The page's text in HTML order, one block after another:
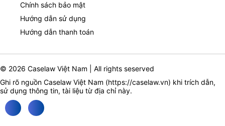
Chính sách bảo mật
Hướng dẫn sử dụng
Hướng dẫn thanh toán
© 2026 Caselaw Việt Nam | All rights seserved
Ghi rõ nguồn Caselaw Việt Nam (https://caselaw.vn) khi trích dẫn,
sử dụng thông tin, tài liệu từ địa chỉ này.